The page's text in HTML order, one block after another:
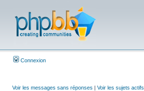
Connexion
Voir les messages sans réponses | Voir les sujets actifs